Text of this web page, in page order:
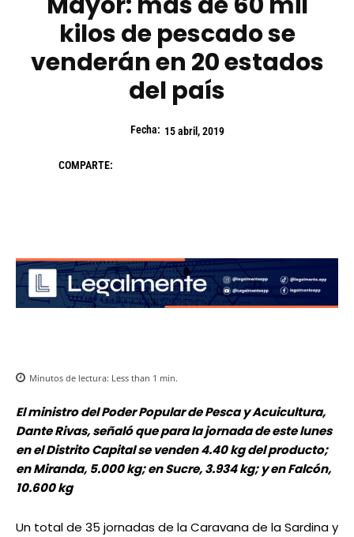
kilos de pescado se
venderán en 20 estados
del país
Fecha: 15 abril, 2019
COMPARTE:
Minutos de lectura: Less than 1 min.
El ministro del Poder Popular de Pesca y Acuicultura,
Dante Rivas, señaló que para la jornada de este lunes
en el Distrito Capital se venden 4.40 kg del producto;
en Miranda, 5.000 kg; en Sucre, 3.934 kg; y en Falcón,
10.600 kg
Un total de 35 jornadas de la Caravana de la Sardina y